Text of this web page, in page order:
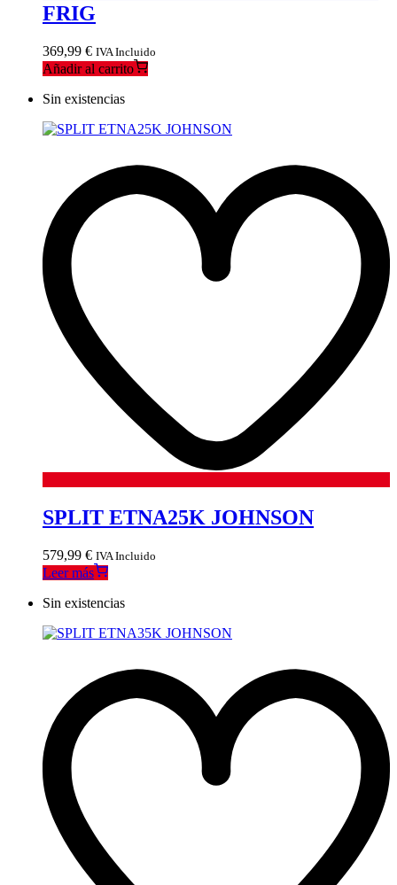
FRIG
369,99 € IVA Incluido
Añadir al carrito
Sin existencias
SPLIT ETNA25K JOHNSON
579,99 € IVA Incluido
Leer más
Sin existencias